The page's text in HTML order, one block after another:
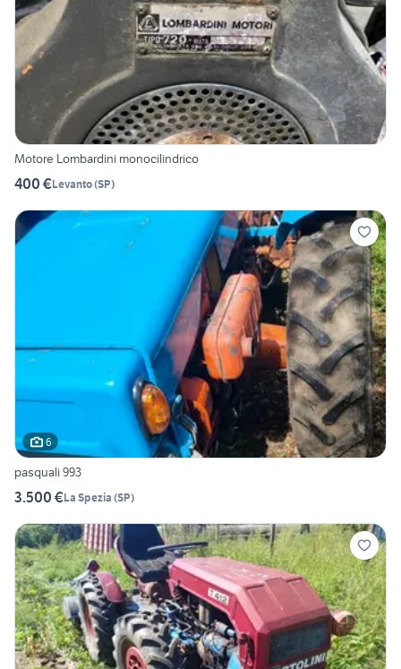
Motore Lombardini monocilindrico
400 €Levanto(SP)
6
pasquali 993
3.500 €La Spezia (SP)